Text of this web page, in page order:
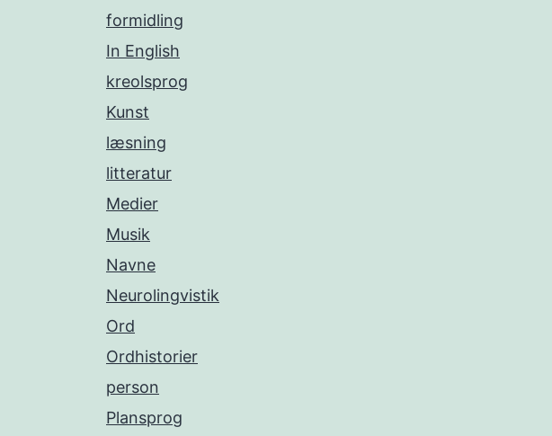
formidling
In English
kreolsprog
Kunst
læsning
litteratur
Medier
Musik
Navne
Neurolingvistik
Ord
Ordhistorier
person
Plansprog